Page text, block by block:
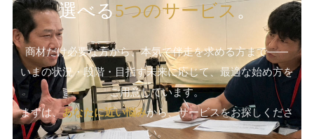
選べる5つのサービス 。
商材だけ必要な方から、本気で伴走を求める方まで——
いまの状況・段階・目指す未来に応じて、最適な始め方を
ご用意しています。
まずは、あなたに近い悩みから、サービスをお探しくださ
い。